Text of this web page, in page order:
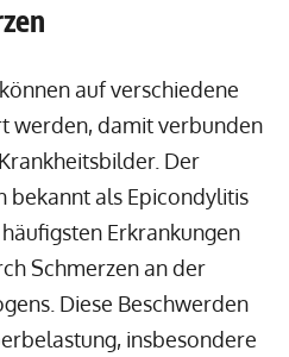
auf verschiedene
werden, damit verbunden
Der
bekannt als Epicondylitis
Erkrankungen
Schmerzen an der
Diese Beschwerden
insbesondere